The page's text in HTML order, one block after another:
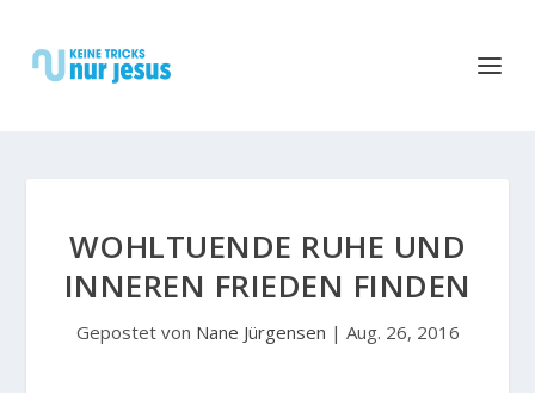
WOHLTUENDE RUHE UND
INNEREN FRIEDEN FINDEN
Gepostet von Nane Jürgensen | Aug. 26, 2016